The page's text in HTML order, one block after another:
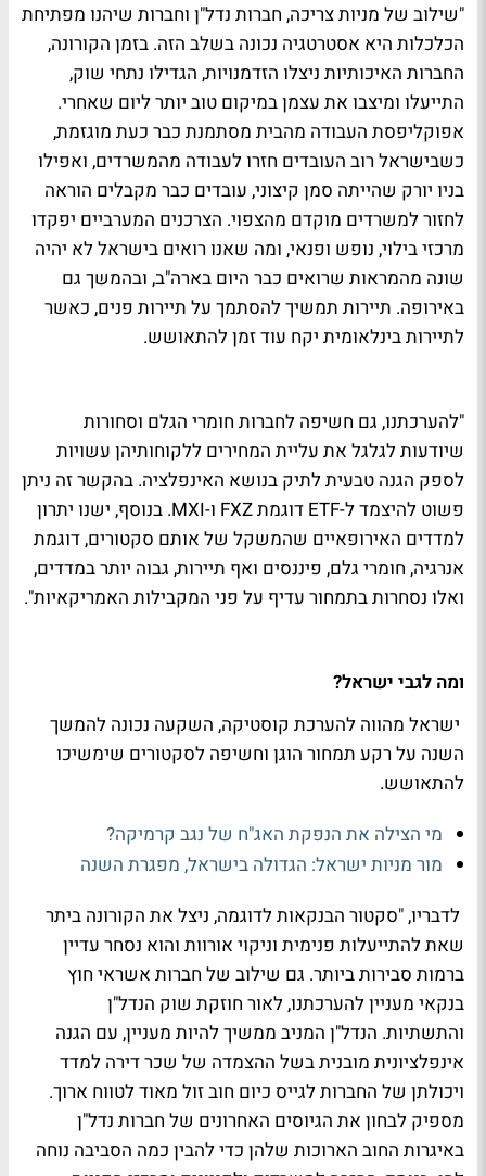
"שילוב של מניות צריכה, חברות נדל"ן וחברות שיהנו מפתיחת
הכלכלות היא אסטרטגיה נכונה בשלב הזה. בזמן הקורונה,
החברות האיכותיות ניצלו הזדמנויות, הגדילו נתחי שוק,
התייעלו ומיצבו את עצמן במיקום טוב יותר ליום שאחרי.
אפוקליפסת העבודה מהבית מסתמנת כבר כעת מוגזמת,
כשבישראל רוב העובדים חזרו לעבודה מהמשרדים, ואפילו
בניו יורק שהייתה סמן קיצוני, עובדים כבר מקבלים הוראה
לחזור למשרדים מוקדם מהצפוי. הצרכנים המערביים יפקדו
מרכזי בילוי, נופש ופנאי, ומה שאנו רואים בישראל לא יהיה
שונה מהמראות שרואים כבר היום בארה"ב, ובהמשך גם
באירופה. תיירות תמשיך להסתמך על תיירות פנים, כאשר
לתיירות בינלאומית יקח עוד זמן להתאושש.
"להערכתנו, גם חשיפה לחברות חומרי הגלם וסחורות
שיודעות לגלגל את עליית המחירים ללקוחותיהן עשויות
לספק הגנה טבעית לתיק בנושא האינפלציה. בהקשר זה ניתן
פשוט להיצמד ל-ETF דוגמתFXZ ו-MXI. בנוסף, ישנו יתרון
למדדים האירופאיים שהמשקל של אותם סקטורים, דוגמת
אנרגיה, חומרי גלם, פיננסים ואף תיירות, גבוה יותר במדדים,
ואלו נסחרות בתמחור עדיף על פני המקבילות האמריקאיות".
ומה לגבי ישראל?
ישראל מהווה להערכת קוסטיקה, השקעה נכונה להמשך
השנה על רקע תמחור הוגן וחשיפה לסקטורים שימשיכו
להתאושש.
מי הצילה את הנפקת האג"ח של נגב קרמיקה?
מור מניות ישראל: הגדולה בישראל, מפגרת השנה
לדבריו, "סקטור הבנקאות לדוגמה, ניצל את הקורונה ביתר
שאת להתייעלות פנימית וניקוי אורוות והוא נסחר עדיין
ברמות סבירות ביותר. גם שילוב של חברות אשראי חוץ
בנקאי מעניין להערכתנו, לאור חוזקת שוק הנדל"ן
והתשתיות. הנדל"ן המניב ממשיך להיות מעניין, עם הגנה
אינפלציונית מובנית בשל ההצמדה של שכר דירה למדד
ויכולתן של החברות לגייס כיום חוב זול מאוד לטווח ארוך.
מספיק לבחון את הגיוסים האחרונים של חברות נדל"ן
באיגרות החוב הארוכות שלהן כדי להבין כמה הסביבה נוחה